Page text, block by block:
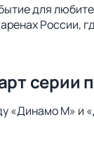
для
России,
серии
«Динамо М» и